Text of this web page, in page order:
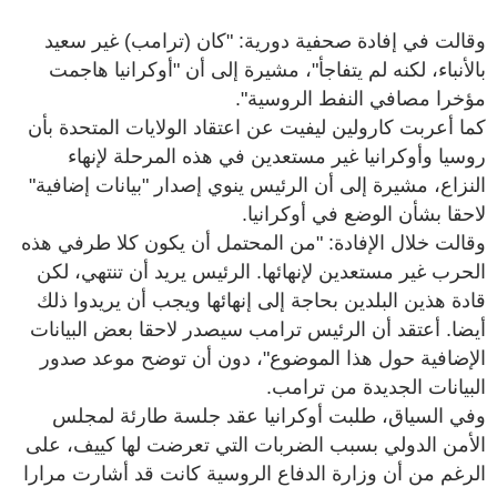
وقالت في إفادة صحفية دورية: "كان (ترامب) غير سعيد
بالأنباء، لكنه لم يتفاجأ"، مشيرة إلى أن "أوكرانيا هاجمت
مؤخرا مصافي النفط الروسية".
كما أعربت كارولين ليفيت عن اعتقاد الولايات المتحدة بأن
روسيا وأوكرانيا غير مستعدين في هذه المرحلة لإنهاء
النزاع، مشيرة إلى أن الرئيس ينوي إصدار "بيانات إضافية"
لاحقا بشأن الوضع في أوكرانيا.
وقالت خلال الإفادة: "من المحتمل أن يكون كلا طرفي هذه
الحرب غير مستعدين لإنهائها. الرئيس يريد أن تنتهي، لكن
قادة هذين البلدين بحاجة إلى إنهائها ويجب أن يريدوا ذلك
أيضا. أعتقد أن الرئيس ترامب سيصدر لاحقا بعض البيانات
الإضافية حول هذا الموضوع"، دون أن توضح موعد صدور
البيانات الجديدة من ترامب.
وفي السياق، طلبت أوكرانيا عقد جلسة طارئة لمجلس
الأمن الدولي بسبب الضربات التي تعرضت لها كييف، على
الرغم من أن وزارة الدفاع الروسية كانت قد أشارت مرارا